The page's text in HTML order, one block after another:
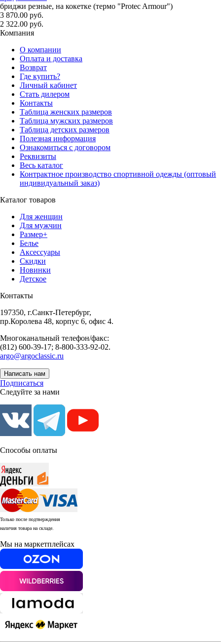
бриджи резные, на кокетке (термо "Protec Armour")
3 870.00 руб.
2 322.00 руб.
Компания
О компании
Оплата и доставка
Возврат
Где купить?
Личный кабинет
Стать дилером
Контакты
Таблица женских размеров
Таблица мужских размеров
Таблица детских размеров
Полезная информация
Ознакомиться с договором
Реквизиты
Весь каталог
Контрактное производство спортивной одежды (оптовый
индивидуальный заказ)
Каталог товаров
Для женщин
Для мужчин
Размер+
Белье
Аксессуары
Скидки
Новинки
Детское
Контакты
197350, г.Санкт-Петербург,
пр.Королева 48, корпус 6, офис 4.
Многоканальный телефон/факс:
(812) 600-39-17; 8-800-333-92-02.
argo@argoclassic.ru
Написать нам
Подписаться
Следуйте за нами
Способы оплаты
Только после подтверждения
наличия товара на складе.
Мы на маркетплейсах